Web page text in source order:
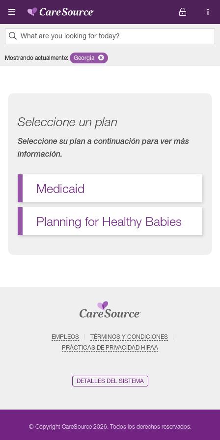
Pasar al contenido principal
What are you looking for today?
results
Mostrando actualmente: Remove selected state 'Georgia'
Georgia
Seleccione un plan
Seleccione su plan a continuación para ver más
información.
Medicaid
Planning for Healthy Babies
EMPLEOS
TÉRMINOS Y CONDICIONES
PRÁCTICAS DE PRIVACIDAD HIPAA
DETALLES DEL SISTEMA
© Copyright CareSource 2026. Todos los derechos reservados.